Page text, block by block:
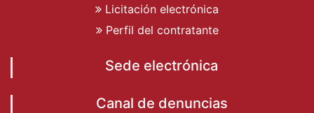
Licitación electrónica
Perfil del contratante
Sede electrónica
Canal de denuncias